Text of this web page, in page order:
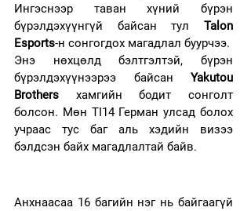
Ингэснээр таван хүний бүрэн
бүрэлдэхүүнгүй байсан тул Talon
Esports-н сонгогдох магадлал буурчээ.
Энэ нөхцөлд бэлтгэлтэй, бүрэн
бүрэлдэхүүнээрээ байсан Yakutou
Brothers хамгийн бодит сонголт
болсон. Мөн TI14 Герман улсад болох
учраас тус баг аль хэдийн визээ
бэлдсэн байх магадлалтай байв.
Анхнаасаа 16 багийн нэг нь байгаагүй